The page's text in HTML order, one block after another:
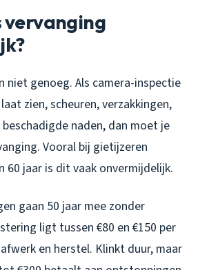
vervanging
niet genoeg. Als camera-inspectie
zien, scheuren, verzakkingen,
naden, dan moet je
Vooral bij gietijzeren
60 jaar is dit vaak onvermijdelijk.
gaan 50 jaar mee zonder
ligt tussen €80 en €150 per
en herstel. Klinkt duur, maar